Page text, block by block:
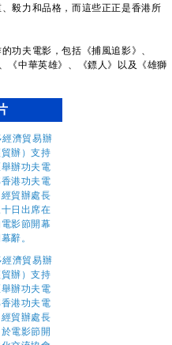
毅力和品格，而這些正正是香港所
夫電影，包括《捕風追影》、
《中華英雄》、《鏢人》以及《雄獅